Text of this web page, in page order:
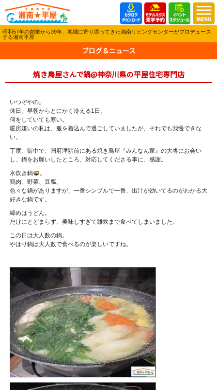
昭和57年の創業から39年、地域に寄り添ってきた湘南リビングセンターがプロデュース
する湘南平屋
ブログ＆ニュース
焼き鳥屋さんで鍋@神奈川県の平屋住宅専門店
いつぞやの。
休日。早朝からとにかく冷える1日。
何をしていても寒い。
暖房嫌いの私は、服を着込んで過ごしていましたが、それでも我慢できな
い。
丁度、街中で、国府津駅前にある焼き鳥屋『みんなん家』の大将にお会い
し、鍋をお願いしたところ、対応してくださる事に。感謝。
水炊き鍋
。
鶏肉、野菜、豆腐。
色々な鍋がありますが、一番シンプルで一番、出汁が効いてるのがわかる大
好きな鍋です。
締めはうどん。
だけにとどまらず、美味しすぎて雑炊まで食べてしまいました。
この日は大人数の鍋。
やはり鍋は大人数で食べるのが楽しいですね。